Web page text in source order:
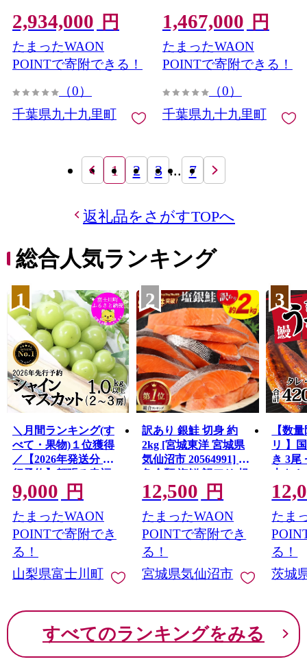
仕立て オーダー 利用券 利
用チケット 商品券 九十九
里町 千葉県
2,934,000 円
たまったWAON
POINTで寄附できる！
（0）
千葉県九十九里町
ション 仕立て オーダー 利
用券 利用チケット 商品券
九十九里町 千葉県
1,467,000 円
たまったWAON
POINTで寄附できる！
（0）
千葉県九十九里町
1 2 3 ... 7
返礼品をさがすTOPへ
総合人気ランキング
1
＼月間ランキング(す
べて・果物)１位獲得
／【2026年発送分 先
行予約】頬張る幸福
感 〜緑の宝石・ シ
ャインマスカット 〜
１ｋｇ以上（２〜３
房） フルーツ 山梨県
産 果物 くだもの シャ
イン マスカット ぶど
う ブドウ 葡萄 大粒 種
9000円 九千円
9,000 円
たまったWAON
POINTで寄附でき
る！
山梨県富士川町
2
訳あり 銀鮭 切身 約
2kg [宮城東洋 宮城県
気仙沼市 20564991] 鮭
魚介類 海鮮 訳アリ 規
格外 不揃い さけ サケ
鮭切身 シャケ 切り身
冷凍 家庭用 おかず 弁
当 支援 サーモン 銀鮭
切り身 魚 わけあり
12,500 円
たまったWAON
POINTで寄附でき
る！
宮城県気仙沼市
3
【数
リ 】
き 3尾
大き
レ・
鰻 ふ
な重
茨城
と納
たま
る！
茨城
すべてのランキングをみる